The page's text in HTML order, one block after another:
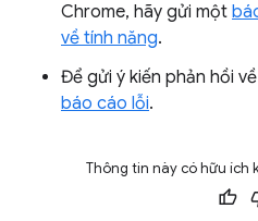
Chrome, hãy gửi một
về tính năng.
Để gửi ý kiến phản hồi
báo cáo lỗi.
Thông tin này có hữu ích